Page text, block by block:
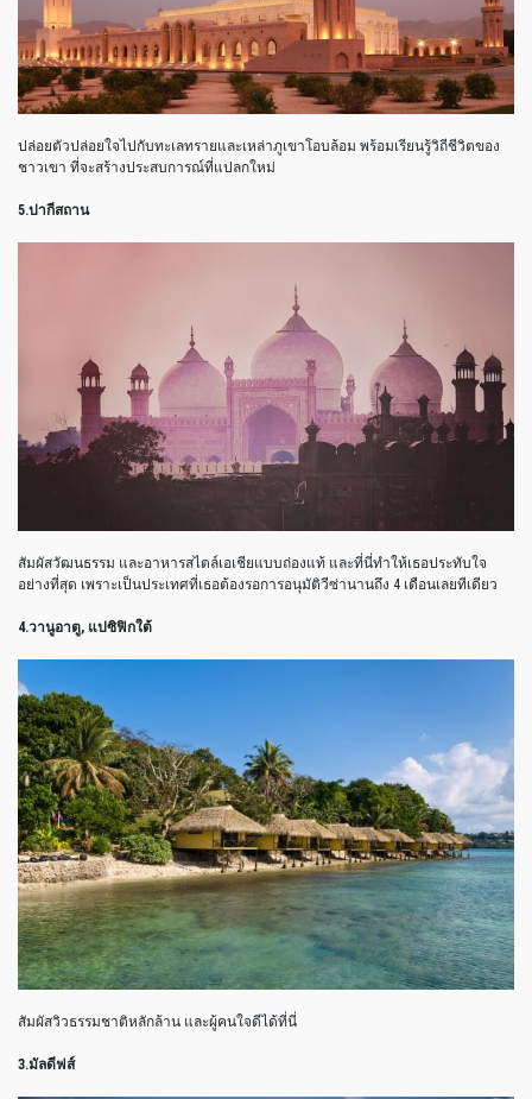
ปล่อยตัวปล่อยใจไปกับทะเลทรายและเหล่าภูเขาโอบล้อม พร้อมเรียนรู้วิถีชีวิตของ
ชาวเขา ที่จะสร้างประสบการณ์ที่แปลกใหม่
5.ปากีสถาน
สัมผัสวัฒนธรรม และอาหารสไตล์เอเชียแบบถ่องแท้ และที่นี่ทำให้เธอประทับใจ
อย่างที่สุด เพราะเป็นประเทศที่เธอต้องรอการอนุมัติวีซ่านานถึง 4 เดือนเลยทีเดียว
4.วานูอาตู, แปซิฟิกใต้
สัมผัสวิวธรรมชาติหลักล้าน และผู้คนใจดีได้ที่นี่
3.มัลดีฟส์